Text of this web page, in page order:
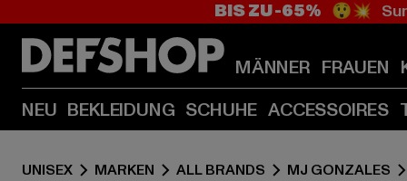
BIS ZU -65% 😲💥
MÄNNER FRAUEN
NEU BEKLEIDUNG SCHUHE ACCESSOIRES
UNISEX MARKEN ALL BRANDS MJ GONZALES